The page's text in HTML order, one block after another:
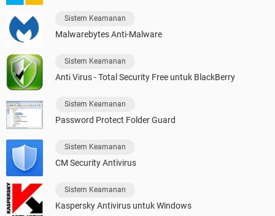
Sistem Keamanan
Malwarebytes Anti-Malware
Sistem Keamanan
Antі Vіrus - Total Security Free untuk BlackBerry
Sistem Keamanan
Password Protect Folder Guard
Sistem Keamanan
CM Security Antivirus
Sistem Keamanan
Kaspersky Antivirus untuk Windows